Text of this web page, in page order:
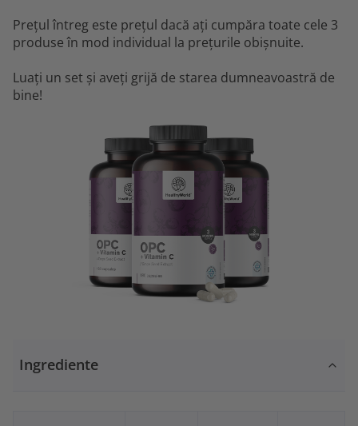
Prețul întreg este prețul dacă ați cumpăra toate cele 3
produse în mod individual la prețurile obișnuite.
Luați un set și aveți grijă de starea dumneavoastră de
bine!
Ingrediente